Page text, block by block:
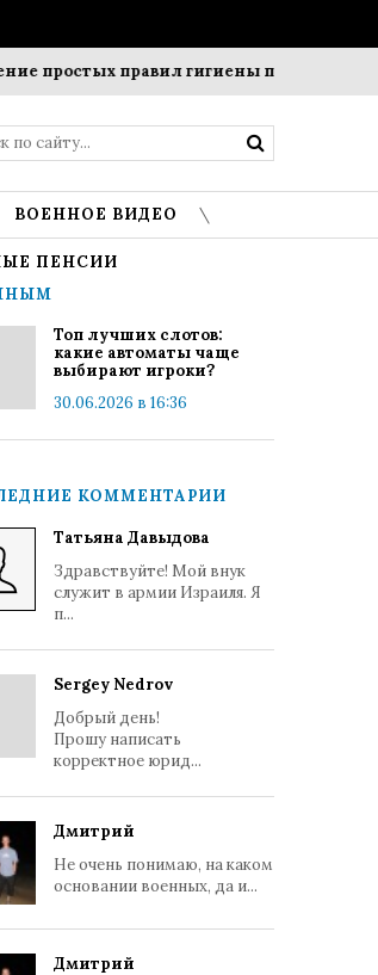
правил гигиены помогает
ВОЕННОЕ ВИДЕО
ПЕНСИИ
Топ лучших слотов:
какие автоматы чаще
выбирают игроки?
30.06.2026 в 16:36
КОММЕНТАРИИ
Татьяна Давыдова
Здравствуйте! Мой внук
служит в армии Израиля. Я
п...
Sergey Nedrov
Добрый день!
Прошу написать
корректное юрид...
Дмитрий
Не очень понимаю, на каком
основании военных, да и...
Дмитрий